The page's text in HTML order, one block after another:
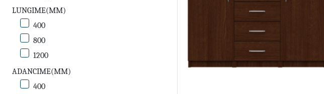
LUNGIME(MM)
400
800
1200
ADANCIME(MM)
400